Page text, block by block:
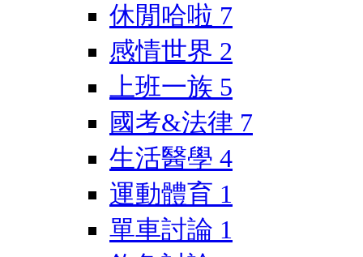
休閒哈啦 7
感情世界 2
上班一族 5
國考&法律 7
生活醫學 4
運動體育 1
單車討論 1